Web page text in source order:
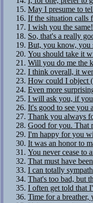
May I presume to
If the situation calls
I wish you the
So, that's a really
But, you know, you
You should take it
Will you do me the
I think overall, it
How could I object
Even more
I will ask you, if
It's good to see you
Thank you always
Good for you. That
I'm happy for you
It was an honor to
You never cease to
That must have
I can totally
That's too bad, but
I often get told that
Time for a breather,